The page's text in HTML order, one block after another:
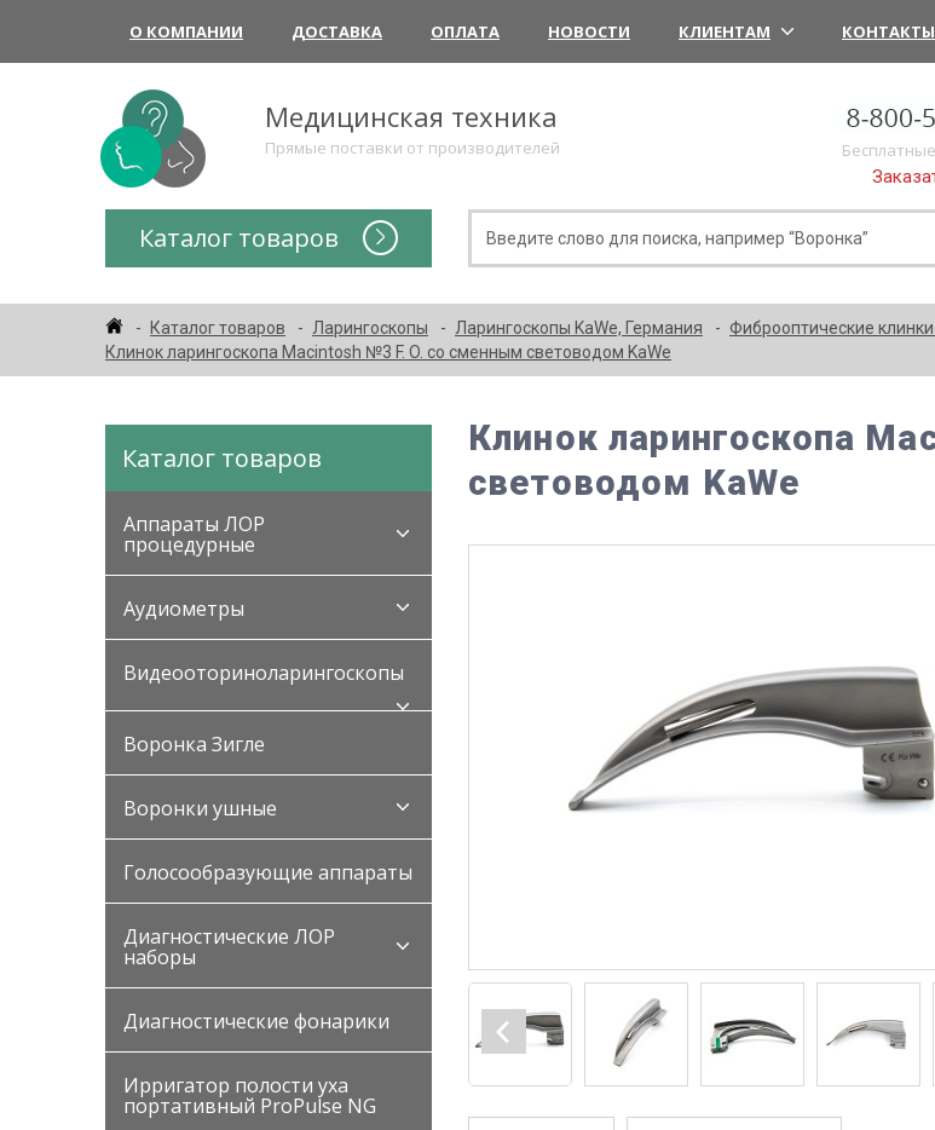
О КОМПАНИИ ДОСТАВКА ОПЛАТА НОВОСТИ КЛИЕНТАМ КОНТАКТЫ
Медицинская техника
Прямые поставки от производителей
Каталог товаров
Каталог товаров Ларингоскопы Ларингоскопы KaWe, Германия Фиброоптические
Клинок ларингоскопа Macintosh №3 F. O. со сменным световодом KaWe
Каталог товаров
Аппараты ЛОР
процедурные
Аудиометры
Видеооториноларингоскопы
Воронка Зигле
Воронки ушные
Голосообразующие аппараты
Диагностические ЛОР
наборы
Диагностические фонарики
Ирригатор полости уха
портативный ProPulse NG
Клинок ларингоскопа
световодом KaWe